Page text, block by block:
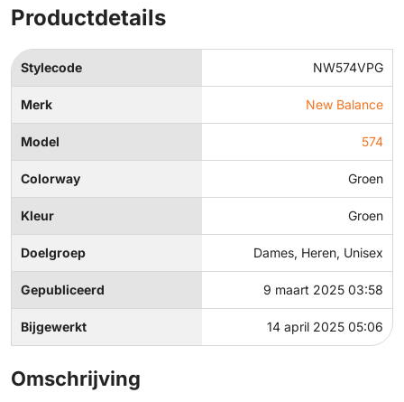
Productdetails
Stylecode NW574VPG
Merk New Balance
Model 574
Colorway Groen
Kleur Groen
Doelgroep Dames, Heren, Unisex
Gepubliceerd 9 maart 2025 03:58
Bijgewerkt 14 april 2025 05:06
Omschrijving